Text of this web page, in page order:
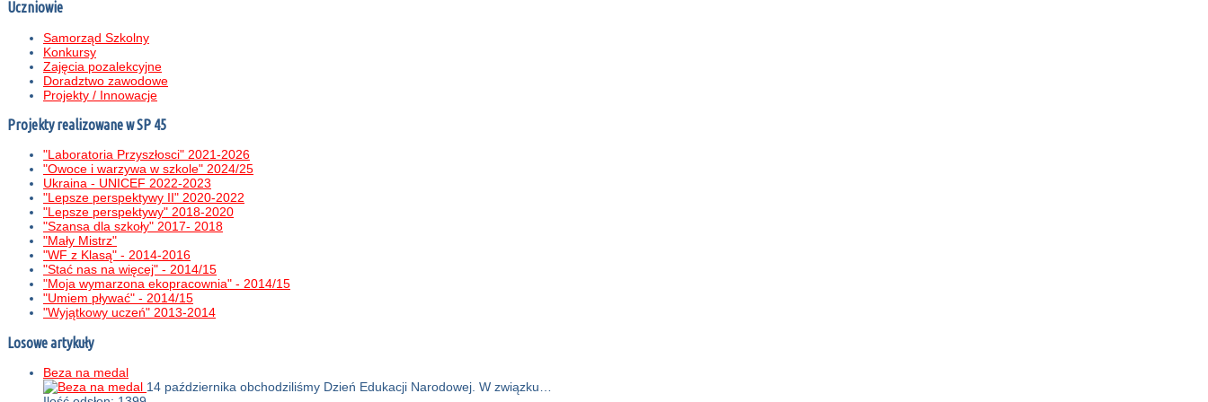
Uczniowie
Samorząd Szkolny
Konkursy
Zajęcia pozalekcyjne
Doradztwo zawodowe
Projekty / Innowacje
Projekty realizowane w SP 45
"Laboratoria Przyszłosci" 2021-2026
"Owoce i warzywa w szkole" 2024/25
Ukraina - UNICEF 2022-2023
"Lepsze perspektywy II" 2020-2022
"Lepsze perspektywy" 2018-2020
"Szansa dla szkoły" 2017- 2018
"Mały Mistrz"
"WF z Klasą" - 2014-2016
"Stać nas na więcej" - 2014/15
"Moja wymarzona ekopracownia" - 2014/15
"Umiem pływać" - 2014/15
"Wyjątkowy uczeń" 2013-2014
Losowe artykuły
Beza na medal
14 października obchodziliśmy Dzień Edukacji Narodowej. W związku…